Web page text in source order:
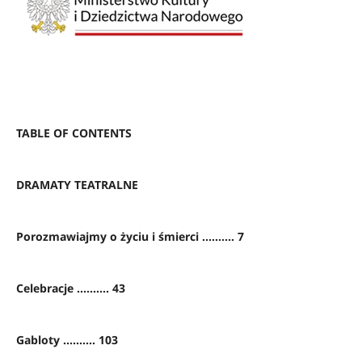
TABLE OF CONTENTS
DRAMATY TEATRALNE
Porozmawiajmy o życiu i śmierci .......... 7
Celebracje .......... 43
Gabloty .......... 103